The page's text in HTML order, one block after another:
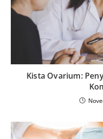
Kista Ovarium: